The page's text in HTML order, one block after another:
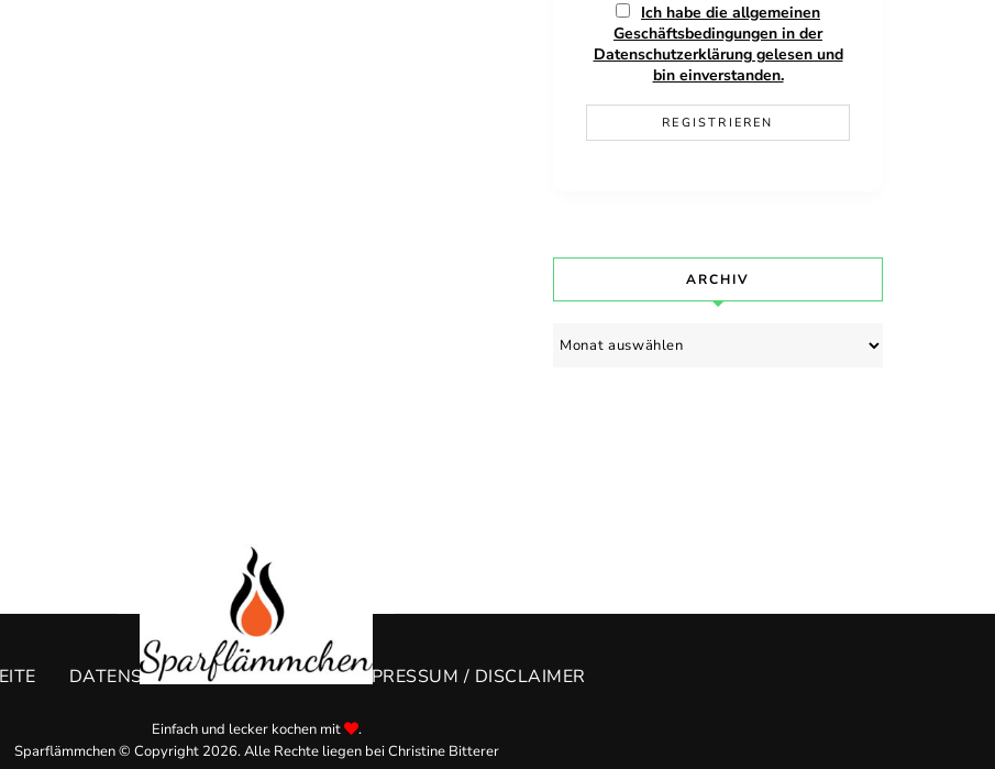
Ich habe die allgemeinen
Geschäftsbedingungen in der
Datenschutzerklärung gelesen und
bin einverstanden.
ARCHIV
Archiv
DATENSCHUTZERKLÄRUNG IMPRESSUM / DISCLAIMER
Einfach und lecker kochen mit
.
Sparflämmchen © Copyright 2026. Alle Rechte liegen bei Christine Bitterer